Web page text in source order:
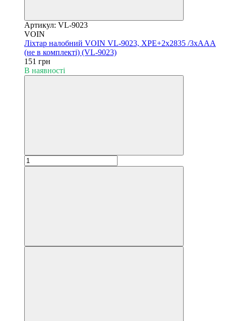
Артикул: VL-9023
VOIN
Ліхтар налобний VOIN VL-9023, XPE+2x2835 /3xAAA
(не в комплекті) (VL-9023)
151 грн
В наявності